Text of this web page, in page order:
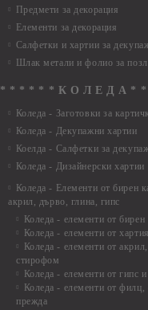
Предмети за декорация
Елементи за декорация
Салфетки и хартии за
Шлак метали и фолио за
* * * * * * К О Л Е Д А *
Коледа - Заготовки за
Коледа - Декупажни хартии
Коелда - Салфетки за
Коледа - Дизайнерски хартии
Коледа - Eлементи от бирен
акрил, дърво, глина, гипс
Коледа - елементи от бирен
Коледа - елементи от хартия
Коледа - елементи от
стирофом
Коледа - елементи от гипс и
Коледа - елементи от
прежда